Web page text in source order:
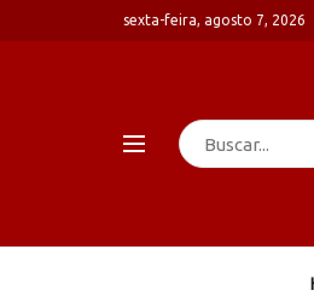
sexta-feira, agosto 7, 2026